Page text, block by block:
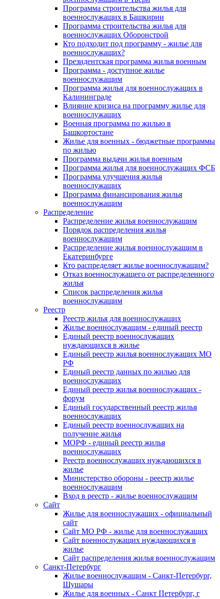
Программа строительства жилья для
военнослужащих в Башкирии
Программа строительства жилья для
военнослужащих Оборонстрой
Кто подходит под программу - жилье для
военнослужащих?
Президентская программа жилья военным
Программа - доступное жилье
военнослужащим
Программа жилья для военнослужащих в
Калининграде
Влияние кризиса на программу жилье для
военнослужащих
Военная программа по жилью в
Башкортостане
Жилье для военных - бюджетные программы
по жилью
Программа выдачи жилья военным
Программа жилья для военнослужащих ФСБ
Программа улучшения жилья
военнослужащих
Программа финансирования жилья
военнослужащим
Распределение
Распределение жилья военнослужащим
Порядок распределения жилья
военнослужащим
Распределение жилья военнослужащим в
Екатеринбурге
Кто распределяет жилье военнослужащим?
Отказ военнослужащего от распределенного
жилья
Список распределения жилья
военнослужащим
Реестр
Реестр жилья для военнослужащих
Жилье военнослужащим - единый реестр
Единый реестр военнослужащих
нуждающихся в жилье
Единый реестр жилья военнослужащих МО
РФ
Единый реестр данных по жилью для
военнослужащих
Единый реестр жилья военнослужащих -
форум
Единый государственный реестр жилья
военнослужащих
Единый реестр военнослужащих на
получение жилья
МОРФ - единый реестр жилья
военнослужащих
Реестр военнослужащих нуждающихся в
жилье
Министерство обороны - реестр жилье
военнослужащим
Вход в реестр - жилье военнослужащим
Сайт
Жилье для военнослужащих - официальный
сайт
Сайт МО РФ - жилье для военнослужащих
Сайт военнослужащих нуждающихся в
жилье
Сайт распределения жилья военнослужащим
Санкт-Петербург
Жилье военнослужащим - Санкт-Петербург,
Шушары
Жилье для военных - Санкт Петербург, г